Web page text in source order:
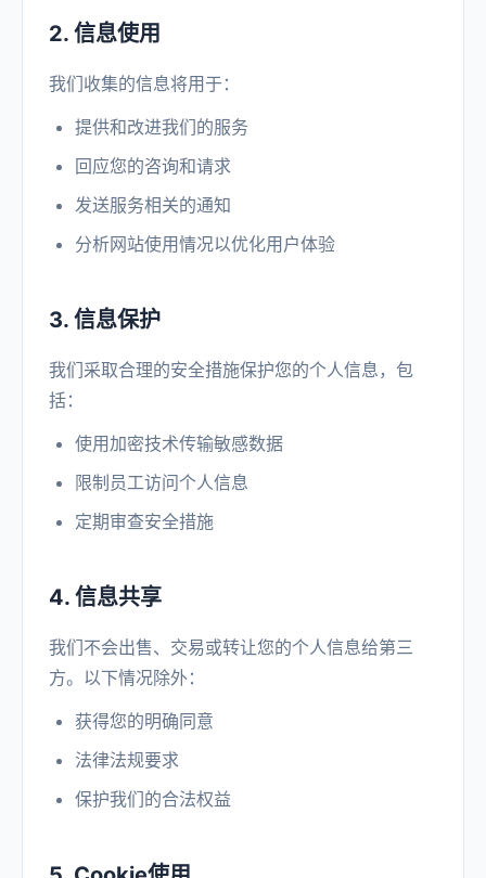
2. 信息使用
我们收集的信息将用于：
提供和改进我们的服务
回应您的咨询和请求
发送服务相关的通知
分析网站使用情况以优化用户体验
3. 信息保护
我们采取合理的安全措施保护您的个人信息，包
括：
使用加密技术传输敏感数据
限制员工访问个人信息
定期审查安全措施
4. 信息共享
我们不会出售、交易或转让您的个人信息给第三
方。以下情况除外：
获得您的明确同意
法律法规要求
保护我们的合法权益